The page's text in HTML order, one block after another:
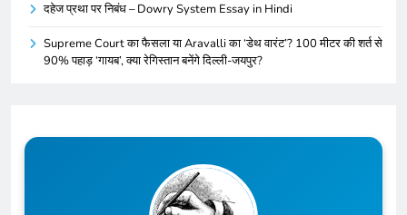
दहेज प्रथा पर निबंध – Dowry System Essay in Hindi
Supreme Court का फैसला या Aravalli का ‘डेथ वारंट’? 100 मीटर की शर्त से
90% पहाड़ ‘गायब’, क्या रेगिस्तान बनेंगे दिल्ली-जयपुर?